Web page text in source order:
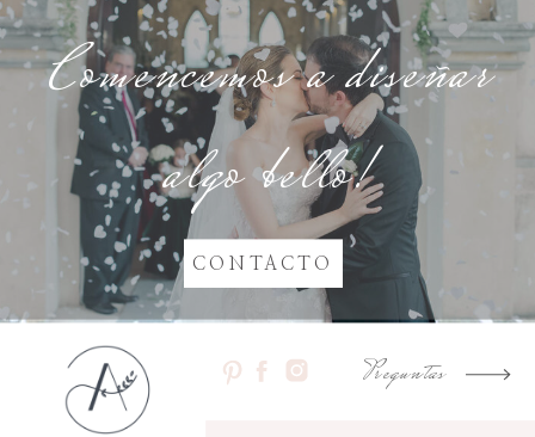
COMENCEMOSa
planear algo bello!
Comencemos a diseñar
algo bello!
CONTACTO
Preguntas